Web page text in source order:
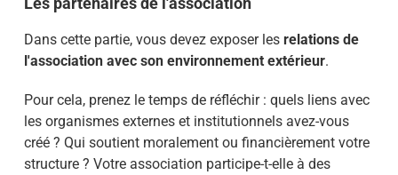
Dans cette partie, vous devez exposer les relations de
l'association avec son environnement extérieur.
Pour cela, prenez le temps de réfléchir : quels liens avec
les organismes externes et institutionnels avez-vous
créé ? Qui soutient moralement ou financièrement votre
structure ? Votre association participe-t-elle à des